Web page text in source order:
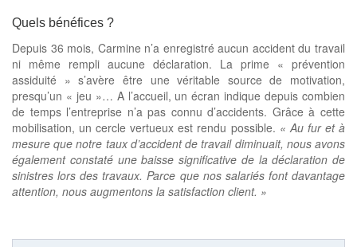
Quels bénéfices ?
Depuis 36 mois, Carmine n’a enregistré aucun accident du travail
ni même rempli aucune déclaration. La prime « prévention
assiduité » s’avère être une véritable source de motivation,
presqu’un « jeu »… A l’accueil, un écran indique depuis combien
de temps l’entreprise n’a pas connu d’accidents. Grâce à cette
mobilisation, un cercle vertueux est rendu possible. « Au fur et à
mesure que notre taux d’accident de travail diminuait, nous avons
également constaté une baisse significative de la déclaration de
sinistres lors des travaux. Parce que nos salariés font davantage
attention, nous augmentons la satisfaction client. »